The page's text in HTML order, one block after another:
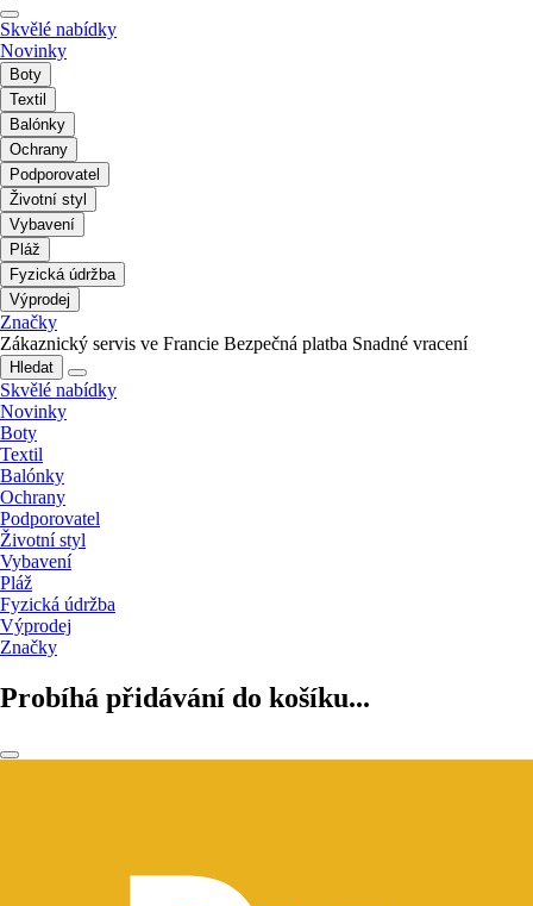
Skvělé nabídky
Novinky
Boty
Textil
Balónky
Ochrany
Podporovatel
Životní styl
Vybavení
Pláž
Fyzická údržba
Výprodej
Značky
Zákaznický servis ve Francie Bezpečná platba Snadné vracení
Hledat
Skvělé nabídky
Novinky
Boty
Textil
Balónky
Ochrany
Podporovatel
Životní styl
Vybavení
Pláž
Fyzická údržba
Výprodej
Značky
Probíhá přidávání do košíku...